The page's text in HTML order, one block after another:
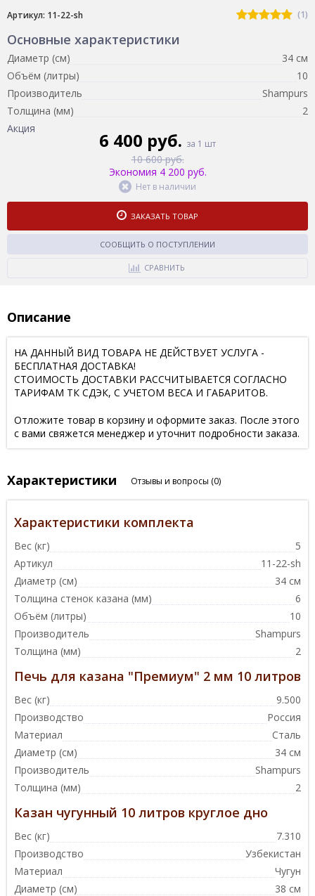
Артикул: 11-22-sh (1)
Основные характеристики
Диаметр (см)
34 см
Объём (литры)
10
Производитель
Shampurs
Толщина (мм)
2
Акция
6 400 руб. за 1 шт
10 600 руб.
Экономия 4 200 руб.
Нет в наличии
ЗАКАЗАТЬ ТОВАР
СООБЩИТЬ О ПОСТУПЛЕНИИ
СРАВНИТЬ
Описание
НА ДАННЫЙ ВИД ТОВАРА НЕ ДЕЙСТВУЕТ УСЛУГА -
БЕСПЛАТНАЯ ДОСТАВКА!
СТОИМОСТЬ ДОСТАВКИ РАССЧИТЫВАЕТСЯ СОГЛАСНО
ТАРИФАМ ТК СДЭК, С УЧЕТОМ ВЕСА И ГАБАРИТОВ.
Отложите товар в корзину и оформите заказ. После этого
с вами свяжется менеджер и уточнит подробности заказа.
Характеристики Отзывы и вопросы (0)
Характеристики комплекта
Вес (кг)
5
Артикул
11-22-sh
Диаметр (см)
34 см
Толщина стенок казана (мм)
6
Объём (литры)
10
Производитель
Shampurs
Толщина (мм)
2
Печь для казана "Премиум" 2 мм 10 литров
Вес (кг)
9.500
Производство
Россия
Материал
Сталь
Диаметр (см)
34 см
Производитель
Shampurs
Толщина (мм)
2
Казан чугунный 10 литров круглое дно
Вес (кг)
7.310
Производство
Узбекистан
Материал
Чугун
Диаметр (см)
38 см